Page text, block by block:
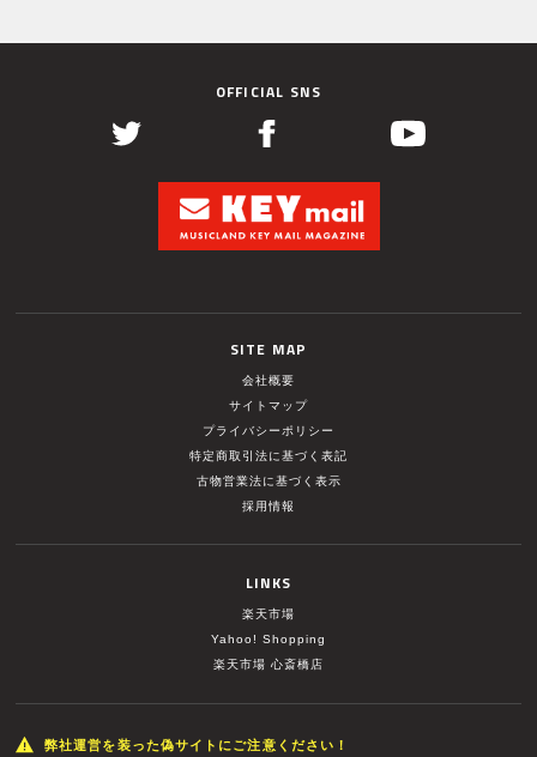
OFFICIAL SNS
SITE MAP
会社概要
サイトマップ
プライバシーポリシー
特定商取引法に基づく表記
古物営業法に基づく表示
採用情報
LINKS
楽天市場
Yahoo! Shopping
楽天市場 心斎橋店
弊社運営を装った偽サイトにご注意ください！